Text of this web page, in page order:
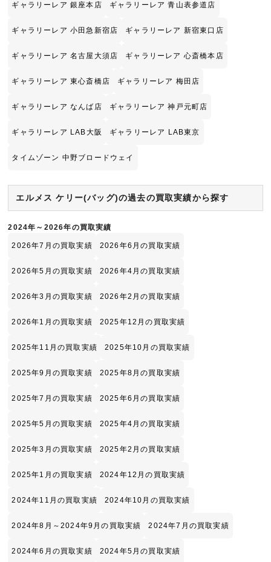
ギャラリーレア 銀座本店 ギャラリーレア 青山表参道店
ギャラリーレア 小田急新宿店 ギャラリーレア 新宿東口店
ギャラリーレア 名古屋大須店 ギャラリーレア 心斎橋本店
ギャラリーレア 東心斎橋店 ギャラリーレア 梅田店
ギャラリーレア なんば店 ギャラリーレア 神戸元町店
ギャラリーレア LAB大阪 ギャラリーレア LAB東京
タイムゾーン 中野ブロードウェイ
エルメス ケリー(バッグ)の過去の買取実績から探す
2024年～2026年の買取実績
2026年7月の買取実績 2026年6月の買取実績
2026年5月の買取実績 2026年4月の買取実績
2026年3月の買取実績 2026年2月の買取実績
2026年1月の買取実績 2025年12月の買取実績
2025年11月の買取実績 2025年10月の買取実績
2025年9月の買取実績 2025年8月の買取実績
2025年7月の買取実績 2025年6月の買取実績
2025年5月の買取実績 2025年4月の買取実績
2025年3月の買取実績 2025年2月の買取実績
2025年1月の買取実績 2024年12月の買取実績
2024年11月の買取実績 2024年10月の買取実績
2024年8月～2024年9月の買取実績 2024年7月の買取実績
2024年6月の買取実績 2024年5月の買取実績